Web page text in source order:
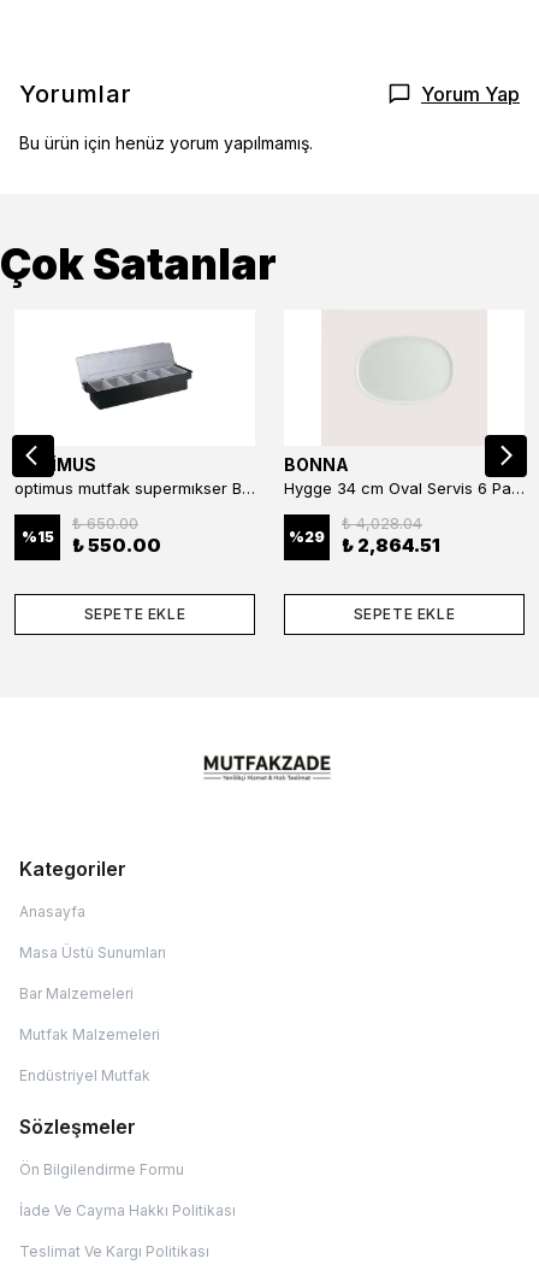
Yorumlar Yorum Yap
Bu ürün için henüz yorum yapılmamış.
Çok Satanlar
OPTİMUS
optimus mutfak supermıkser Bar Konteyner 6'lı 50×16×9 cm Kapaklı Polikarbon Organizer Bar & Kafe
%15
₺ 650.00
₺ 550.00
SEPETE EKLE
BONNA
Hygge 34 cm Oval Servis 6 Parça
%29
₺ 4,028.04
₺ 2,864.51
SEPETE EKLE
Kategoriler
Anasayfa
Masa Üstü Sunumları
Bar Malzemeleri
Mutfak Malzemeleri
Endüstriyel Mutfak
Sözleşmeler
Ön Bilgilendirme Formu
İade Ve Cayma Hakkı Politikası
Teslimat Ve Kargı Politikası